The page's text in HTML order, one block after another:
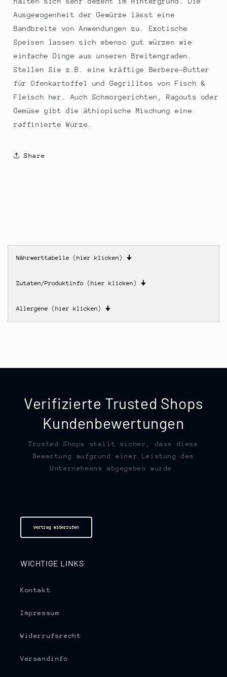
Ausgewogenheit der Gewürze lässt eine
Bandbreite von Anwendungen zu. Exotische
Speisen lassen sich ebenso gut würzen wie
einfache Dinge aus unseren Breitengraden.
Stellen Sie z.B. eine kräftige Berbere-Butter
für Ofenkartoffel und Gegrilltes von Fisch &
Fleisch her. Auch Schmorgerichten, Ragouts oder
Gemüse gibt die äthiopische Mischung eine
raffinierte Würze.
Share
Nährwerttabelle (hier klicken) 🠋
Zutaten/Produktinfo (hier klicken) 🠋
Allergene (hier klicken) 🠋
Verifizierte Trusted Shops
Kundenbewertungen
Trusted Shops stellt sicher, dass diese
Bewertung aufgrund einer Leistung des
Unternehmens abgegeben wurde.
Vertrag widerrufen
WICHTIGE LINKS
Kontakt
Impressum
Widerrufsrecht
Versandinfo